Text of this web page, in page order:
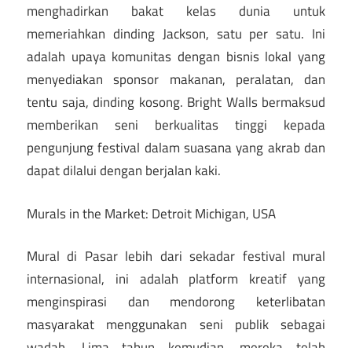
menghadirkan bakat kelas dunia untuk
memeriahkan dinding Jackson, satu per satu. Ini
adalah upaya komunitas dengan bisnis lokal yang
menyediakan sponsor makanan, peralatan, dan
tentu saja, dinding kosong. Bright Walls bermaksud
memberikan seni berkualitas tinggi kepada
pengunjung festival dalam suasana yang akrab dan
dapat dilalui dengan berjalan kaki.
Murals in the Market: Detroit Michigan, USA
Mural di Pasar lebih dari sekadar festival mural
internasional, ini adalah platform kreatif yang
menginspirasi dan mendorong keterlibatan
masyarakat menggunakan seni publik sebagai